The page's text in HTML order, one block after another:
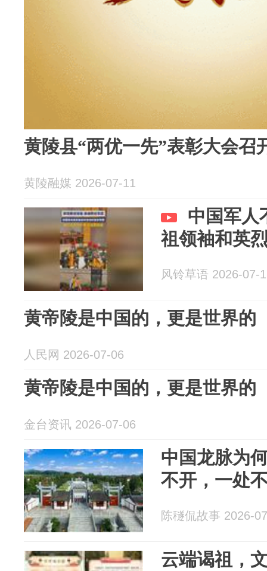
黄陵县“两优一先”表彰大会召
黄陵融媒 2026-07-11
中国军人
祖领袖和英
风铃草语 2026-07-
黄帝陵是中国的，更是世界的
人民网 2026-07-06
黄帝陵是中国的，更是世界的
金台资讯 2026-07-06
中国龙脉为
不开，一处
陈穟侃故事 2026-
云端谒祖，